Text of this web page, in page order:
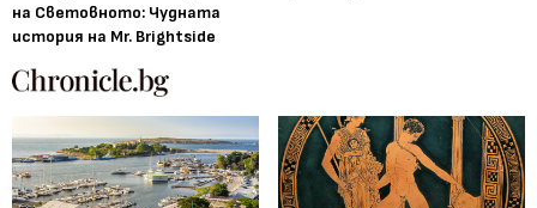
на Световното: Чудната
история на Mr. Brightside